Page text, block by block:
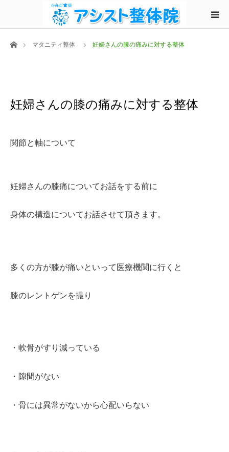
ホームマタニティ整体 妊婦さんの膝の痛みに対する整体
妊婦さんの膝の痛みに対する整体
関節と軸について
妊婦さんの膝痛についてお話をする前に
身体の構造についてお話させて頂きます。
多くの方が膝が痛いといって医療機関に行くと
膝のレントゲンを撮り
・軟骨がすり減っている
・隙間がない
・骨には異常がないから心配いらない